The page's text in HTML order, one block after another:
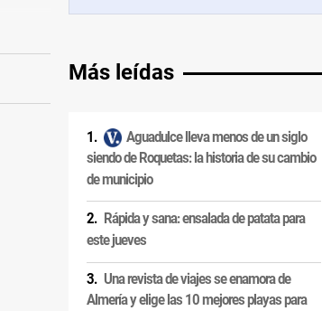
Más leídas
Aguadulce lleva menos de un siglo
siendo de Roquetas: la historia de su cambio
de municipio
Rápida y sana: ensalada de patata para
este jueves
Una revista de viajes se enamora de
Almería y elige las 10 mejores playas para